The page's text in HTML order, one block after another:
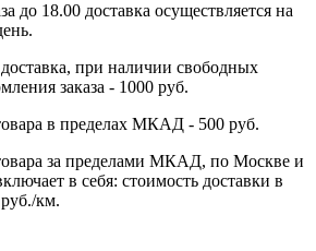
до 18.00 доставка осуществляется на
при наличии свободных
заказа - 1000 руб.
в пределах МКАД - 500 руб.
за пределами МКАД, по Москве и
в себя: стоимость доставки в
км.